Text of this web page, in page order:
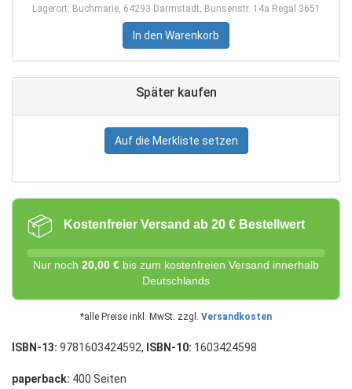
Lagerort: Buchmarie, 64293 Darmstadt, Bunsenstr. 14a Regal 3651
In den Warenkorb
Später kaufen
Auf die Merkliste setzen
📦 Kostenfreier Versand ab 20 € Bestellwert
Nur noch 20,00 € bis zum kostenfreien Versand innerhalb
Deutschlands
*alle Preise inkl. MwSt. zzgl. Versandkosten
ISBN-13: 9781603424592, ISBN-10: 1603424598
paperback: 400 Seiten